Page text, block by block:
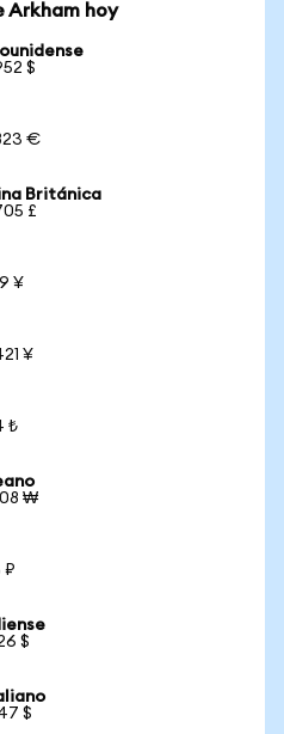
Arkham hoy
$
€
Británica
£
¥
¥
₺
₩
₽
$
$